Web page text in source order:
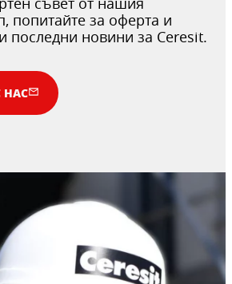
попитайте за оферта и
последни новини за Ceresit.
НАС